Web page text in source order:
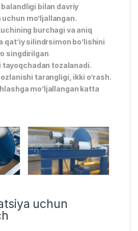
balandligi bilan davriy
mo’ljallangan.
burchagi va aniq
qat’iy silindrsimon bo’lishini
singdirilgan
tozalanadi.
tarangligi, ikki o’rash.
mo’ljallangan katta
uchun